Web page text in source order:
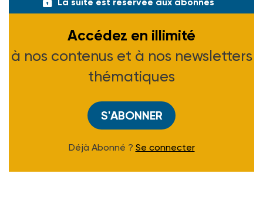
Accédez en illimité
à nos contenus et à nos newsletters
thématiques
S'ABONNER
Déjà Abonné ? Se connecter